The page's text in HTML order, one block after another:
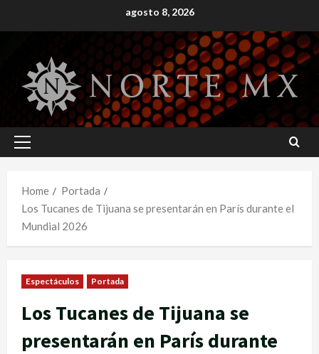
to
agosto 8, 2026
Primary
Home
Portada
Los Tucanes de Tijuana se presentarán en París durante el
Mundial 2026
Espectáculos Portada
Los Tucanes de Tijuana se
presentarán en París durante